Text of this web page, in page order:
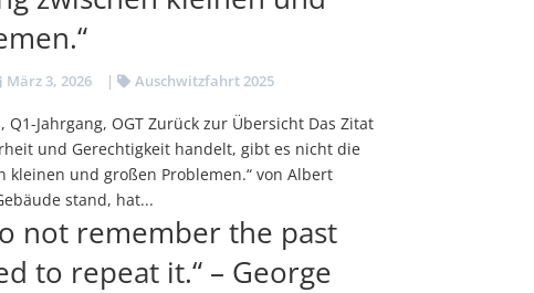
März 3, 2026 | Auschwitzfahrt 2025
Jahrgang, OGT Zurück zur Übersicht Das Zitat
und Gerechtigkeit handelt, gibt es nicht die
kleinen und großen Problemen.“ von Albert
stand, hat...
not remember the past
to repeat it.“ – George